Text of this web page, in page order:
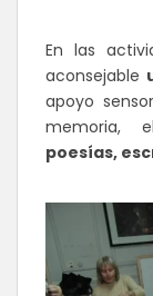
En las
aconsejable
apoyo
memoria,
poesías,